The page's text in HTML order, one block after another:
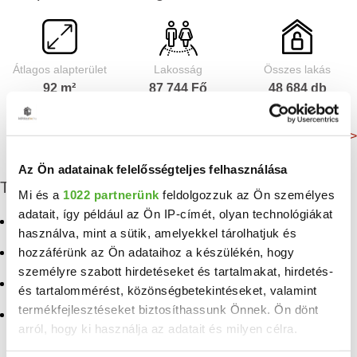
Az Ön adatainak felelősségteljes felhasználása
Mi és a 1022 partnerünk feldolgozzuk az Ön személyes
adatait, így például az Ön IP-címét, olyan technológiákat
használva, mint a sütik, amelyekkel tárolhatjuk és
hozzáférünk az Ön adataihoz a készülékén, hogy
személyre szabott hirdetéseket és tartalmakat, hirdetés-
és tartalommérést, közönségbetekintéseket, valamint
termékfejlesztéseket biztosíthassunk Önnek. Ön dönt
arról, hogy ki használja az adatait és milyen célra.
Átlagos alapterület
92 m²
Lakosság
87 744 Fő
Összes lakás
48 684 db
Még több adat >
További eladó ingatlanok
Eladó ház Víziváros
Eladó családi ház Adyliget
Eladó ház Adyliget
Eladó családi ház
Budaliget
Eladó ház Gercse
Eladó családi ház
Hársakalja
Eladó ikerház Hársakalja
Eladó ház Hársakalja